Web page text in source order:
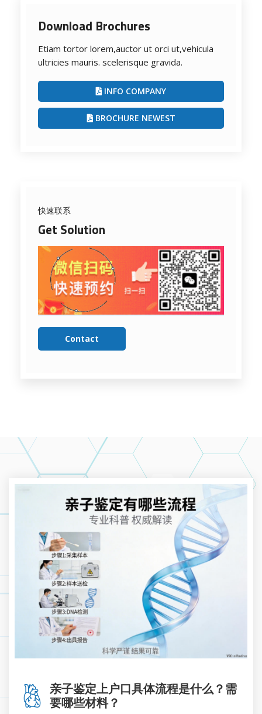
Download Brochures
Etiam tortor lorem,auctor ut orci ut,vehicula
ultricies mauris. scelerisque gravida.
INFO COMPANY
BROCHURE NEWEST
快速联系
Get Solution
Contact
亲子鉴定上户口具体流程是什么？需
要哪些材料？